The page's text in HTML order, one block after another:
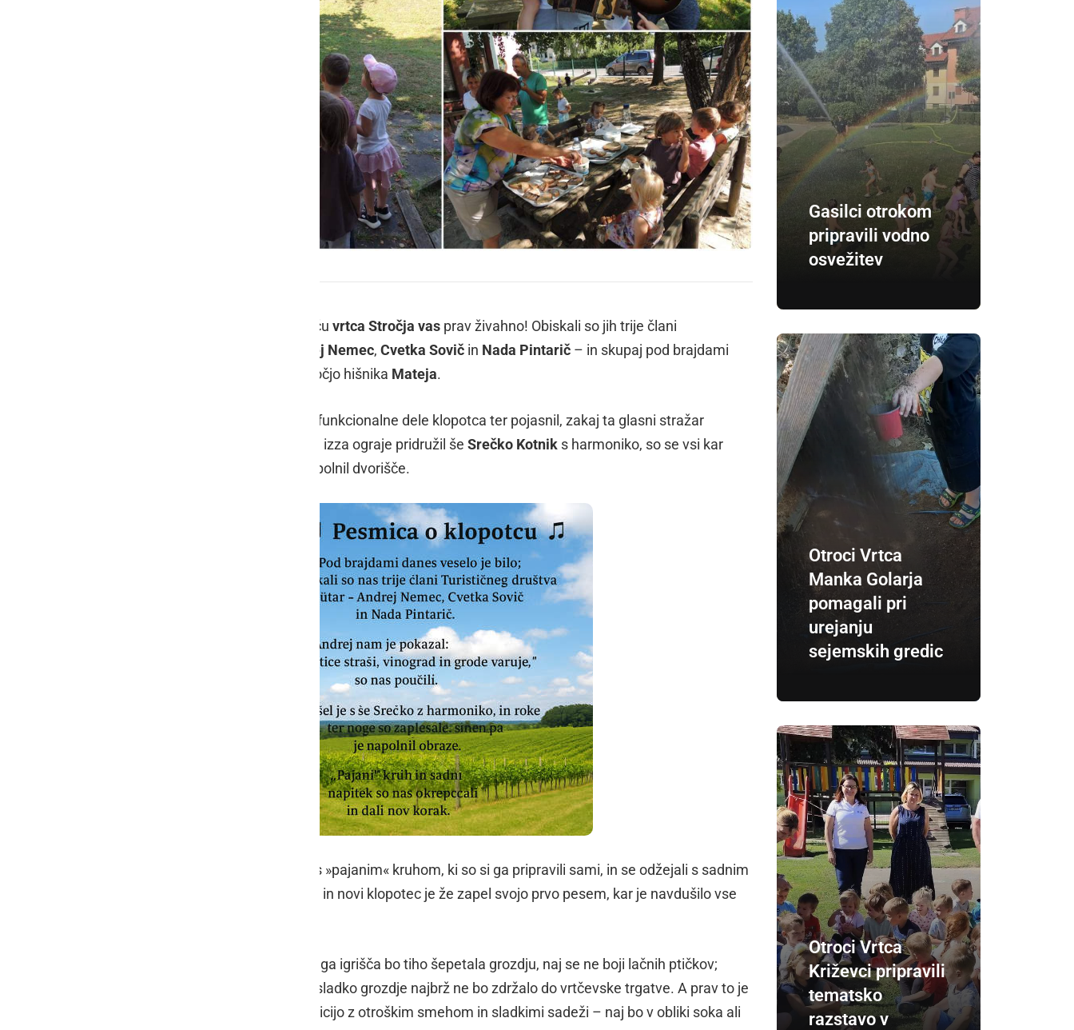
V sredo, 13. avgusta, je bilo na igrišču vrtca Stročja vas prav živahno! Obiskali so jih trije člani
Andrej Nemec, Cvetka Sovič in Nada Pintarič – in skupaj pod brajdami
postavili čisto pravi klopotec s pomočjo hišnika Mateja.
Andrej Nemec je pokazal in razložil funkcionalne dele klopotca ter pojasnil, zakaj ta glasni stražar
grozdja stoji med vinogradi. Ko se je izza ograje pridružil še Srečko Kotnik s harmoniko, so se vsi kar
sami zavrteli, otroški smeh pa je napolnil dvorišče.
Da niso ostali lačni, so se okrepčali s »pajanim« kruhom, ki so si ga pripravili sami, in se odžejali s sadnim
napitkom. Popoldan je zapihal veter in novi klopotec je že zapel svojo prvo pesem, kar je navdušilo vse
Prava mala pravljica sredi vrtčevskega igrišča bo tiho šepetala grozdju, naj se ne boji lačnih ptičkov;
vendar do višine malih otroških rok sladko grozdje najbrž ne bo zdržalo do vrtčevske trgatve. A prav to je
čar: veselje ob brajdah preplete tradicijo z otroškim smehom in sladkimi sadeži – naj bo v obliki soka ali
Gasilci otrokom
pripravili vodno
osvežitev
Otroci Vrtca
Manka Golarja
pomagali pri
urejanju
sejemskih gredic
Otroci Vrtca
Križevci pripravili
tematsko
razstavo v